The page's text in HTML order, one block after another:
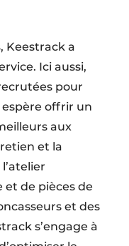
Keestrack a
Ici aussi,
pour
espère offrir un
aux
et la
et de pièces de
et des
s’engage à